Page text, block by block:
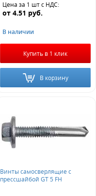
Цена за 1 штс НДС:
от 4.51 руб.
В наличии
Купить в 1 клик
В корзину
Винты самосверлящие с
прессшайбой GT 5 FH